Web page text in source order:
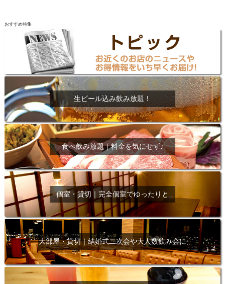
おすすめ特集
生ビール込み飲み放題！
食べ飲み放題｜料金を気にせず♪
個室・貸切｜完全個室でゆったりと
大部屋・貸切｜結婚式二次会や大人数飲み会に